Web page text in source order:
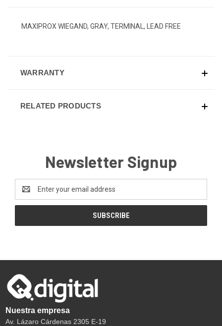
MAXIPROX WIEGAND, GRAY, TERMINAL, LEAD FREE
WARRANTY
RELATED PRODUCTS
Newsletter Signup
Address
Nuestra empresa
Av. Lázaro Cárdenas 2305 E-19